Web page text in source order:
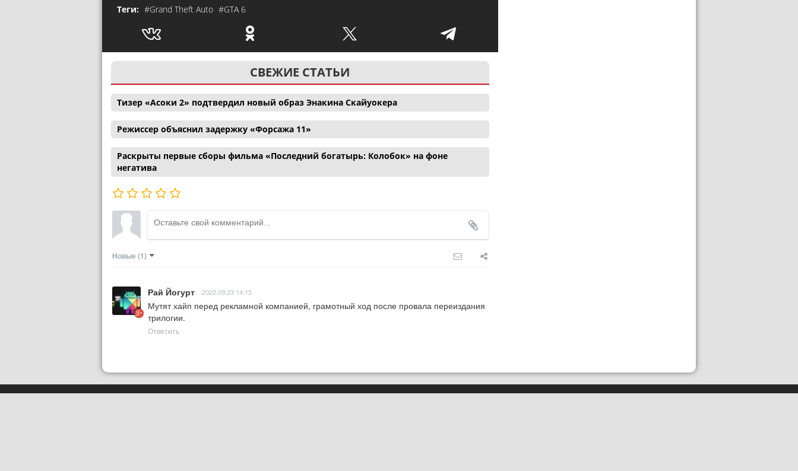
Теги: #Grand Theft Auto #GTA 6
СВЕЖИЕ СТАТЬИ
Тизер «Асоки 2» подтвердил новый образ Энакина Скайуокера
Режиссер объяснил задержку «Форсажа 11»
Раскрыты первые сборы фильма «Последний богатырь: Колобок» на фоне
негатива
Новые (1)
Рай Йогурт 2022.09.23 14:15
Мутят хайп перед рекламной компанией, грамотный ход после провала переиздания
трилогии.
Ответить